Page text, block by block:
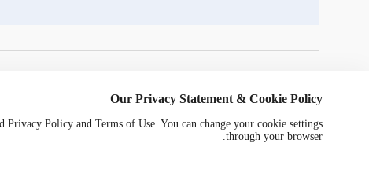
Our Privacy Statement & Cookie Policy
Policy and Terms of Use. You can change your cookie settings
through your browser.